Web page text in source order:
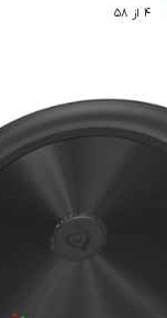
۴ از ۵۸